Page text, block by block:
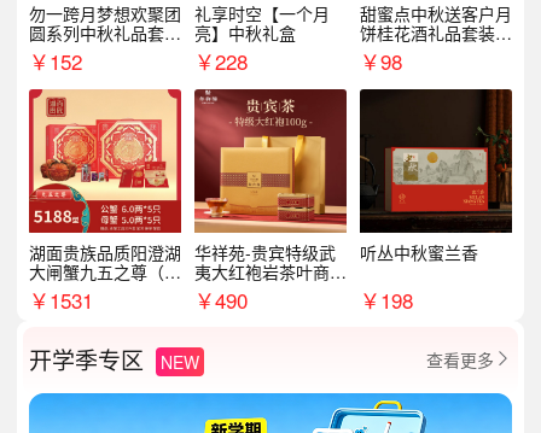
勿一跨月梦想欢聚团
圆系列中秋礼品套装
企业送客户商务伴手
礼
￥152
礼享时空【一个月
亮】中秋礼盒
￥228
甜蜜点中秋送客户月
饼桂花酒礼品套装D
AL1377
￥98
湖面贵族品质阳澄湖
大闸蟹九五之尊（卡
券）5188型
￥1531
华祥苑-贵宾特级武
夷大红袍岩茶叶商务
礼盒中秋节送长辈1
00g
￥490
听丛中秋蜜兰香
￥198
开学季专区 NEW 查看更多 